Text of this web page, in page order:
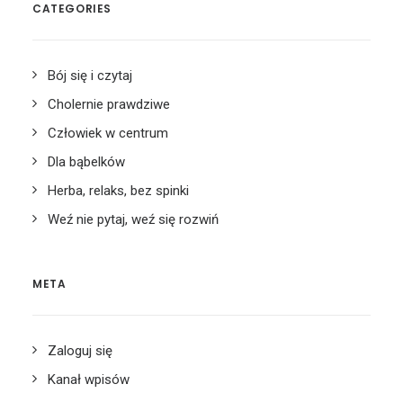
CATEGORIES
Bój się i czytaj
Cholernie prawdziwe
Człowiek w centrum
Dla bąbelków
Herba, relaks, bez spinki
Weź nie pytaj, weź się rozwiń
META
Zaloguj się
Kanał wpisów